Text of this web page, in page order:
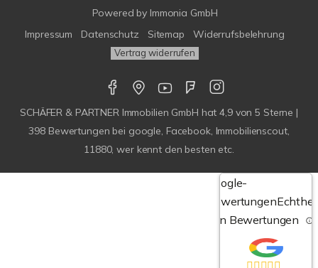
Powered by Immonia GmbH
Impressum
Datenschutz Sitemap Widerrufsbelehrung
Vertrag widerrufen
SCHÄFER & PARTNER Immobilien GmbH hat4,9von5 Sterne |
398 Bewertungen bei google, Facebook, Immobilienscout,
11880, wer kennt den besten etc.
Google-
Bewertungen
von Bewertungen